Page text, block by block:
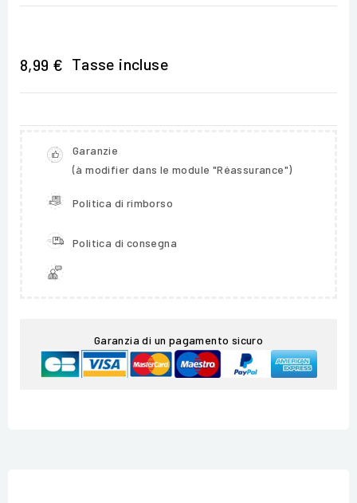
8,99 € Tasse incluse
Garanzie
(à modifier dans le module "Réassurance")
Politica di rimborso
Politica di consegna
Garanzia di un pagamento sicuro